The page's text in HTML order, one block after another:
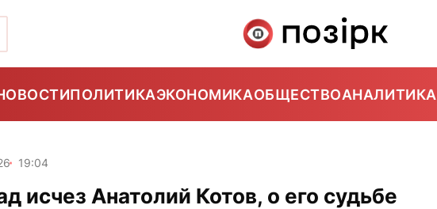
ПОЛИТИКАЭКОНОМИКАОБЩЕСТВОАНАЛИТИКА
19:04
исчез Анатолий Котов, о его судьбе